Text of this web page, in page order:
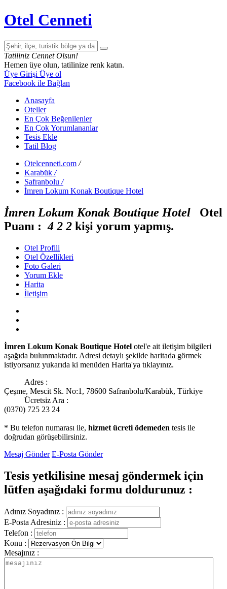
Otel Cenneti
Tatiliniz Cennet Olsun!
Hemen üye olun, tatilinize renk katın.
Üye Girişi Üye ol
Facebook ile Bağlan
Anasayfa
Oteller
En Çok Beğenilenler
En Çok Yorumlananlar
Tesis Ekle
Tatil Blog
Otelcenneti.com /
Karabük /
Safranbolu /
İmren Lokum Konak Boutique Hotel
İmren Lokum Konak Boutique Hotel
Otel
Puanı :4 2 2 kişi yorum yapmış.
Otel Profili
Otel Özellikleri
Foto Galeri
Yorum Ekle
Harita
İletişim
İmren Lokum Konak Boutique Hotel otel'e ait iletişim bilgileri
aşağıda bulunmaktadır. Adresi detaylı şekilde haritada görmek
istiyorsanız yukarıda ki menüden Harita'ya tıklayınız.
Adres :
Çeşme, Mescit Sk. No:1, 78600 Safranbolu/Karabük, Türkiye
Ücretsiz Ara :
(0370) 725 23 24
* Bu telefon numarası ile, hizmet ücreti ödemeden tesis ile
doğrudan görüşebilirsiniz.
Mesaj Gönder E-Posta Gönder
Tesis yetkilisine mesaj göndermek için
lütfen aşağıdaki formu doldurunuz :
Adınız Soyadınız :
E-Posta Adresiniz :
Telefon :
Konu :
Mesajınız :